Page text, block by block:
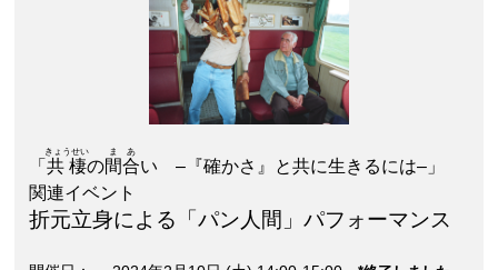
「共棲
きょうせい
の間合
まあ
い –『確かさ』と共に生きるには–」
関連イベント
折元立身による「パン人間」パフォーマンス